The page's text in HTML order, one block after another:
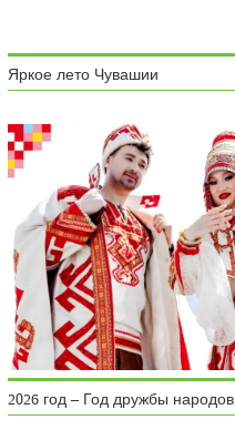
Яркое лето Чувашии
2026 год – Год дружбы народов